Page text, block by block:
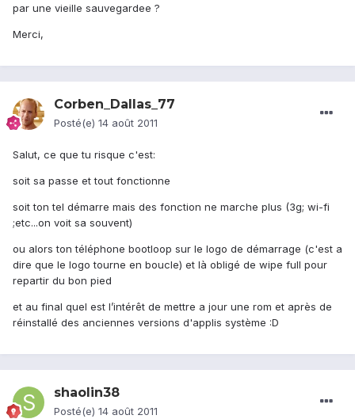
par une vieille sauvegardee ?
Merci,
Corben_Dallas_77
Posté(e) 14 août 2011
Salut, ce que tu risque c'est:
soit sa passe et tout fonctionne
soit ton tel démarre mais des fonction ne marche plus (3g; wi-fi
;etc...on voit sa souvent)
ou alors ton téléphone bootloop sur le logo de démarrage (c'est a
dire que le logo tourne en boucle) et là obligé de wipe full pour
repartir du bon pied
et au final quel est l’intérêt de mettre a jour une rom et après de
réinstallé des anciennes versions d'applis système :D
shaolin38
Posté(e) 14 août 2011